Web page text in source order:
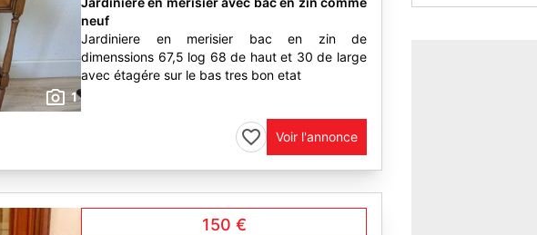
1
neuf
Jardiniere en merisier bac en zin de
dimenssions 67,5 log 68 de haut et 30 de large
avec étagére sur le bas tres bon etat
Voir l'annonce
150 €